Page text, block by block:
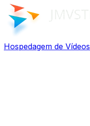
Hospedagem de Vídeos